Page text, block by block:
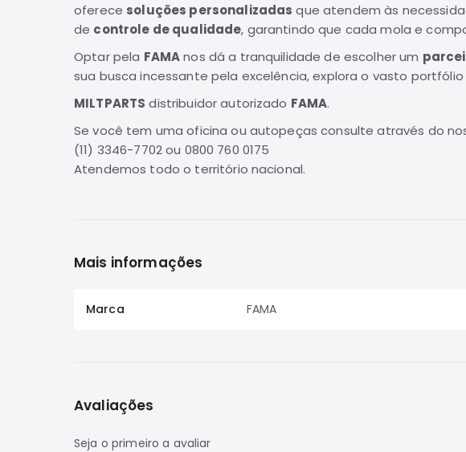
oferece soluções personalizadas que atendem às
de controle de qualidade, garantindo que cada mola e
Optar pela FAMAnos dá a tranquilidade de escolher um
sua busca incessante pela excelência, explora o vasto
MILTPARTS distribuidor autorizado FAMA.
Se você tem uma oficina ou autopeças consulte através do
(11) 3346-7702 ou 0800 760 0175
Atendemos todo o território nacional.
Mais informações
Marca FAMA
Avaliações
Seja o primeiro a avaliar